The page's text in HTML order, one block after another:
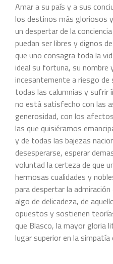
Amar a su país y a sus
los destinos más gloriosos
un despertar de la
puedan ser libres y dignos
que uno consagra toda la
ideal su fortuna, su nombre
incesantemente a riesgo
todas las calumnias y sufrir
no está satisfecho con las
generosidad, con los
las que quisiéramos
y de todas las bajezas
desesperarse, esperar
voluntad la certeza de que
hermosas cualidades y
para despertar la
algo de delicadeza, de
opuestos y sostienen
que Blasco, la mayor gloria
lugar superior en la